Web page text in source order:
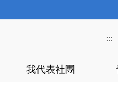
:::
我代表社團